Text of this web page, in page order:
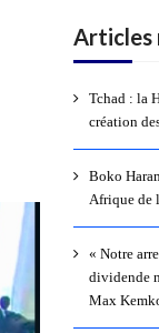
Articles
Tchad : la
création
Boko
Afrique de
« Notre
dividende
Max